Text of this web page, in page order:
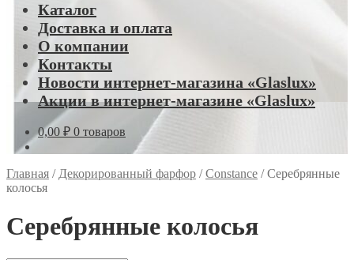
Каталог
Доставка и оплата
О компании
Контакты
Новости интернет-магазина «Glaslux»
Акции в интернет-магазине «Glaslux»
0,00 ₽ 0 товаров
Главная / Декорированный фарфор /Constance /Серебрянные
колосья
Серебрянные колосья